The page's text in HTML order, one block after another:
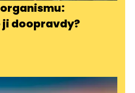
doopravdy?